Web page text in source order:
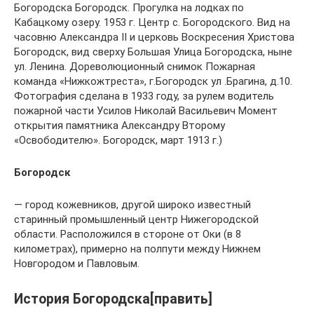
Богородска Богородск. Прогулка на лодках по
Кабацкому озеру. 1953 г. Центр с. Богородского. Вид на
часовню Александра II и церковь Воскресения Христова
Богородск, вид сверху Большая Улица Богородска, ныне
ул. Ленина. Дореволюционный снимок Пожарная
команда «Нижкожтреста», г.Богородск ул .Брагина, д.10.
Фотография сделана в 1933 году, за рулем водитель
пожарной части Усилов Николай Васильевич Момент
открытия памятника Александру Второму
«Освободителю». Богородск, март 1913 г.)
Богородск
— город кожевников, другой широко известный
старинный промышленный центр Нижегородской
области. Расположился в стороне от Оки (в 8
километрах), примерно на полпути между Нижнем
Новгородом и Павловым.
История Богородска[править]